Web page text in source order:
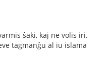
ŝaki, kaj ne volis iri.
tagmanĝu al iu islama